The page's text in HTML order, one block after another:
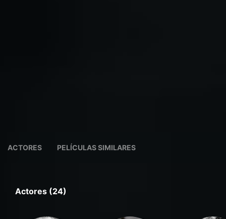
ACTORES PELÍCULAS SIMILARES
Actores (24)